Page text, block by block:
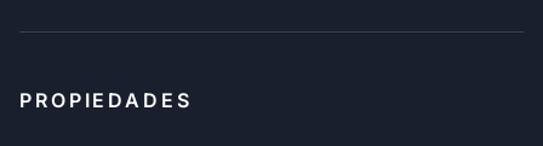
PROPIEDADES